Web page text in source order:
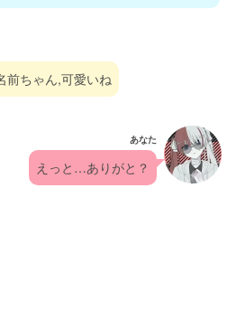
前ちゃん,可愛いね
あなた
えっと…ありがと？